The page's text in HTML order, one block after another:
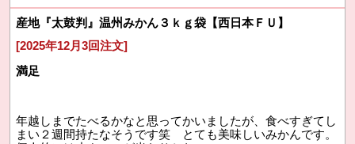
産地『太鼓判』温州みかん３ｋｇ袋【西日本ＦＵ】
[2025年12月3回注文]
満足
年越しまでたべるかなと思ってかいましたが、食べすぎてし
まい２週間持たなそうです笑 とても美味しいみかんです。